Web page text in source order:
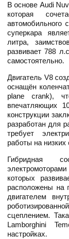
В основе Audi
которая
автомобильного
суперкара
литра,
развивает 788
самостоятельно.
Двигатель V8
оснащён
plane crank),
впечатляющих
конструкции
разработан для
требует
работы на низких
Гибридная
которых
расположены на
двигателем
сцеплением.
Lamborghini
настройках.